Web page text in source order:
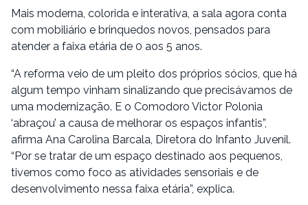
Mais moderna, colorida e interativa, a sala agora conta
com mobiliário e brinquedos novos, pensados para
atender a faixa etária de 0 aos 5 anos.
“A reforma veio de um pleito dos próprios sócios, que há
algum tempo vinham sinalizando que precisávamos de
uma modernização. E o Comodoro Victor Polonia
‘abraçou’ a causa de melhorar os espaços infantis”,
afirma Ana Carolina Barcala, Diretora do Infanto Juvenil.
“Por se tratar de um espaço destinado aos pequenos,
tivemos como foco as atividades sensoriais e de
desenvolvimento nessa faixa etária”, explica.